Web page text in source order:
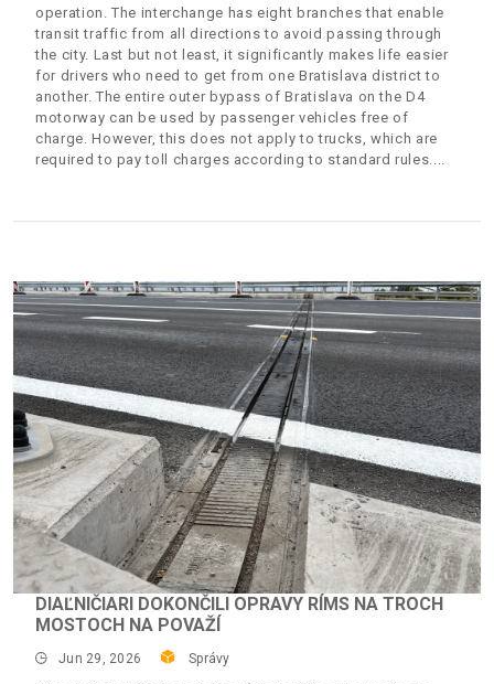
operation. The interchange has eight branches that enable
transit traffic from all directions to avoid passing through
the city. Last but not least, it significantly makes life easier
for drivers who need to get from one Bratislava district to
another. The entire outer bypass of Bratislava on the D4
motorway can be used by passenger vehicles free of
charge. However, this does not apply to trucks, which are
required to pay toll charges according to standard rules.
DIAĽNIČIARI DOKONČILI OPRAVY RÍMS NA TROCH
MOSTOCH NA POVAŽÍ
Jun 29, 2026 Správy